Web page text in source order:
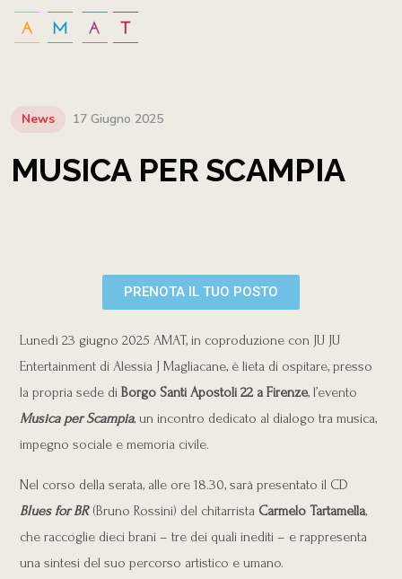
News 17 Giugno 2025
MUSICA PER SCAMPIA
PRENOTA IL TUO POSTO
Lunedì 23 giugno 2025 AMAT, in coproduzione con JU JU
Entertainment di Alessia J Magliacane, è lieta di ospitare, presso
la propria sede di Borgo Santi Apostoli 22 a Firenze, l’evento
Musica per Scampia, un incontro dedicato al dialogo tra musica,
impegno sociale e memoria civile.
Nel corso della serata, alle ore 18.30, sarà presentato il CD
Blues for BR(Bruno Rossini) del chitarrista Carmelo Tartamella,
che raccoglie dieci brani – tre dei quali inediti – e rappresenta
una sintesi del suo percorso artistico e umano.